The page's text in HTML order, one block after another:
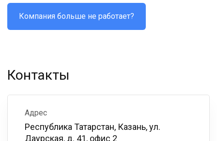
Компания больше не работает?
Контакты
Адрес
Республика Татарстан, Казань, ул.
Даурская, д. 41, офис 2